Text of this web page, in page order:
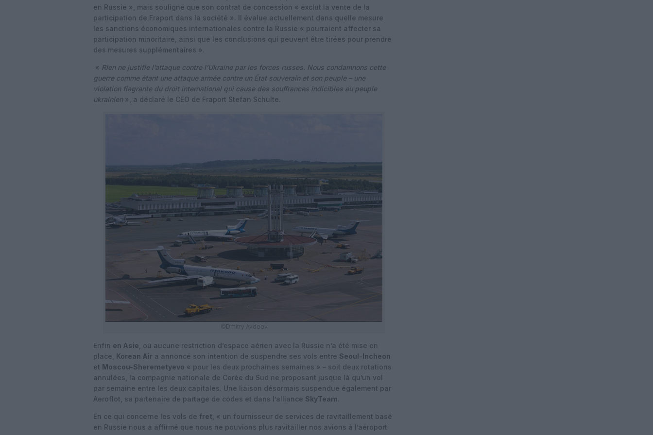
en Russie », mais souligne que son contrat de concession « exclut la vente de la
participation de Fraport dans la société ». Il évalue actuellement dans quelle mesure
les sanctions économiques internationales contre la Russie « pourraient affecter sa
participation minoritaire, ainsi que les conclusions qui peuvent être tirées pour prendre
des mesures supplémentaires ».
« Rien ne justifie l’attaque contre l’Ukraine par les forces russes. Nous condamnons cette
guerre comme étant une attaque armée contre un État souverain et son peuple – une
violation flagrante du droit international qui cause des souffrances indicibles au peuple
ukrainien », a déclaré le CEO de Fraport Stefan Schulte.
©Dmitry Avdeev
Enfin en Asie , où aucune restriction d’espace aérien avec la Russie n’a été mise en
place, Korean Air a annoncé son intention de suspendre ses vols entre Seoul-Incheon
et Moscou-Sheremetyevo « pour les deux prochaines semaines » – soit deux rotations
annulées, la compagnie nationale de Corée du Sud ne proposant jusque là qu’un vol
par semaine entre les deux capitales. Une liaison désormais suspendue également par
Aeroflot, sa partenaire de partage de codes et dans l’alliance SkyTeam.
En ce qui concerne les vols de fret , « un fournisseur de services de ravitaillement basé
en Russie nous a affirmé que nous ne pouvions plus ravitailler nos avions à l’aéroport